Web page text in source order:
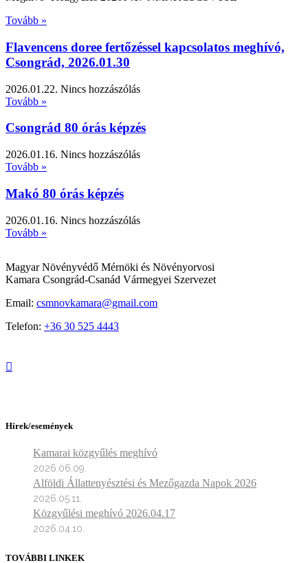
Tovább »
Flavencens doree fertőzéssel kapcsolatos meghívó,
Csongrád, 2026.01.30
2026.01.22. Nincs hozzászólás
Tovább »
Csongrád 80 órás képzés
2026.01.16. Nincs hozzászólás
Tovább »
Makó 80 órás képzés
2026.01.16. Nincs hozzászólás
Tovább »
Magyar Növényvédő Mérnöki és Növényorvosi
Kamara Csongrád-Csanád Vármegyei Szervezet
Email: csmnovkamara@gmail.com
Telefon: +36 30 525 4443
Hírek/események
Kamarai közgyűlés meghívó
2026.06.09.
Alföldi Állattenyésztési és Mezőgazda Napok 2026
2026.05.11.
Közgyűlési meghívó 2026.04.17
2026.04.10.
TOVÁBBI LINKEK